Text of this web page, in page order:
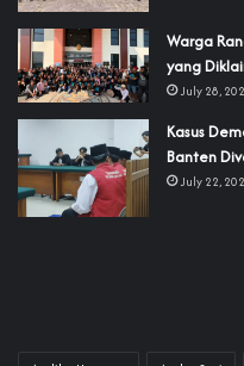
‎Warga
yang
July 28,
‎Kasus
Banten
July 22,